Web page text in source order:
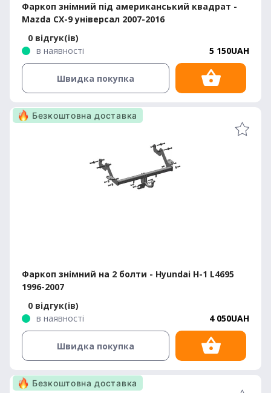
Фаркоп знімний під американський квадрат -
Mazda CX-9 універсал 2007-2016
0 відгук(ів)
в наявності
5 150UAH
Швидка покупка
Фаркоп знімний на 2 болти - Hyundai H-1 L4695
1996-2007
0 відгук(ів)
в наявності
4 050UAH
Безкоштовна доставка
Швидка покупка
Безкоштовна доставка